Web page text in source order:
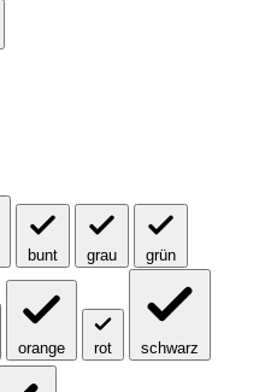
bunt grau grün
orange rot schwarz